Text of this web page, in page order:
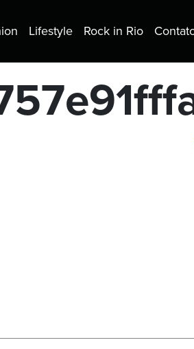
Lifestyle Rock in Rio